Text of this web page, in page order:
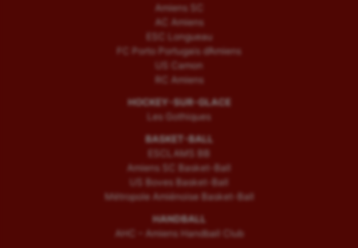
Amiens SC
AC Amiens
ESC Longueau
FC Porto Portugais d’Amiens
US Camon
RC Amiens
HOCKEY-SUR-GLACE
Les Gothiques
BASKET-BALL
ESCLAMS BB
Amiens SC Basket-Ball
US Boves Basket-Ball
Métropole Amiénoise Basket-Ball
HANDBALL
AHC – Amiens Handball Club